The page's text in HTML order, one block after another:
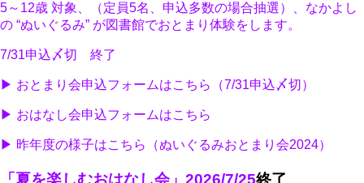
5～12歳 対象、（定員5名、申込多数の場合抽選）、なかよし
の “ぬいぐるみ” が図書館でおとまり体験をします。
7/31申込〆切 終了
▶ おとまり会申込フォームはこちら（7/31申込〆切）
▶ おはなし会申込フォームはこちら
▶ 昨年度の様子はこちら（ぬいぐるみおとまり会2024）
「夏を楽しむおはなし会」2026/7/25終了